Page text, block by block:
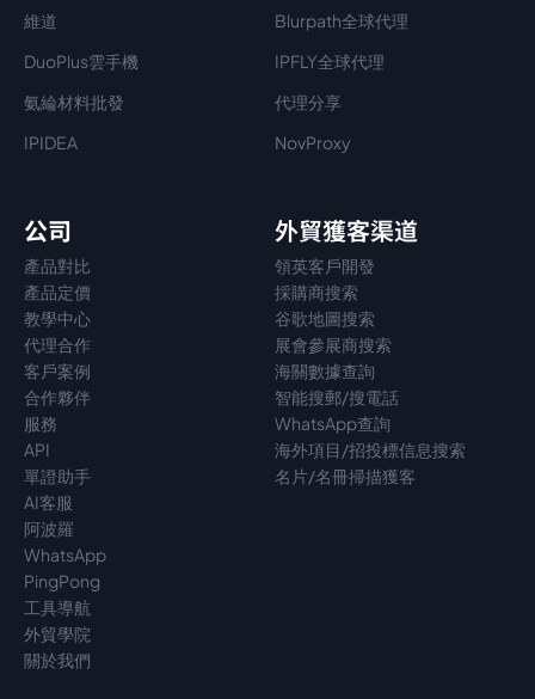
維道
Blurpath全球代理
DuoPlus雲手機
IPFLY全球代理
氨綸材料批發
代理分享
IPIDEA
NovProxy
公司
產品對比
產品定價
教學中心
代理合作
客戶案例
合作夥伴
服務
API
單證助手
AI客服
阿波羅
WhatsApp
PingPong
工具導航
外貿學院
關於我們
外貿獲客渠道
領英客戶開發
採購商搜索
谷歌地圖搜索
展會參展商搜索
海關數據查詢
智能搜郵/搜電話
WhatsApp查詢
海外項目/招投標信息搜索
名片/名冊掃描獲客